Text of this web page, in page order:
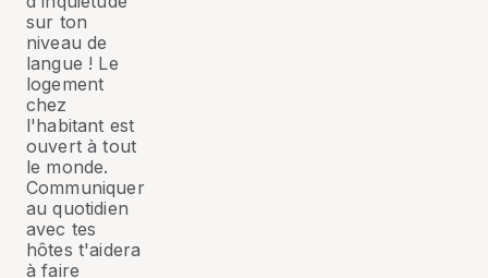
sur ton
niveau de
langue ! Le
logement
chez
l'habitant est
ouvert à tout
le monde.
Communiquer
au quotidien
avec tes
hôtes t'aidera
à faire